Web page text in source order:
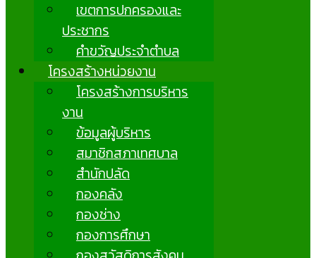
เขตการปกครองและ
ประชากร
คำขวัญประจำตำบล
โครงสร้างหน่วยงาน
โครงสร้างการบริหาร
งาน
ข้อมูลผู้บริหาร
สมาชิกสภาเทศบาล
สำนักปลัด
กองคลัง
กองช่าง
กองการศึกษา